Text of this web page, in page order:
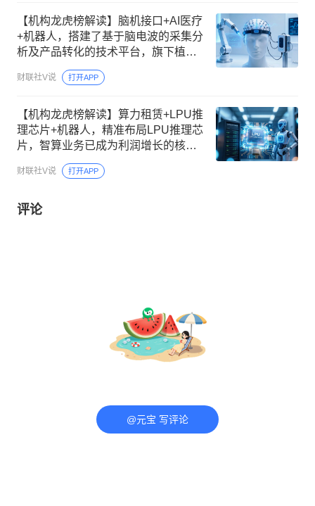
【机构龙虎榜解读】脑机接口+AI医疗
+机器人，搭建了基于脑电波的采集分
析及产品转化的技术平台，旗下植入
式闭环神经刺激器系统，系脑机接口
技术应用之一，机构大额净买入这家
财联社V说 打开APP
【机构龙虎榜解读】算力租赁+LPU推
理芯片+机器人，精准布局LPU推理芯
片，智算业务已成为利润增长的核心
来源，成为智元首批“A链”供应商，在
机器人“大小脑”控制器领域已有客户订
财联社V说 打开APP
评论
@元宝 写评论